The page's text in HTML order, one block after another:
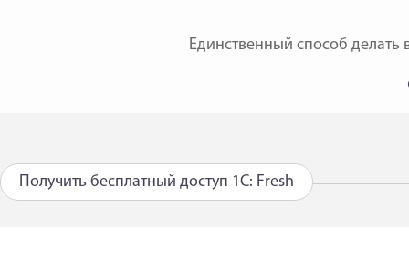
Единственный способ делать
Получить бесплатный доступ 1С: Fresh